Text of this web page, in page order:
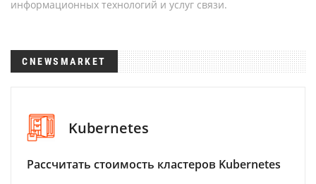
информационных технологий и услуг связи.
CNEWSMARKET
Kubernetes
Рассчитать стоимость кластеров Kubernetes